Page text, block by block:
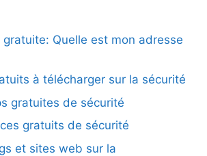
gratuite: Quelle est mon adresse
à télécharger sur la sécurité
gratuites de sécurité
gratuits de sécurité
et sites web sur la